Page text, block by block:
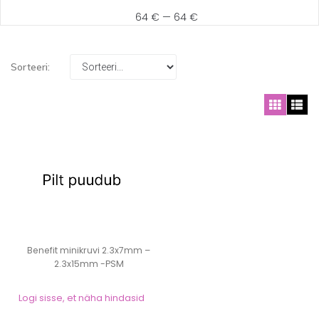
64 € — 64 €
Sorteeri:
Benefit minikruvi 2.3x7mm –
2.3x15mm -PSM
Logi sisse, et näha hindasid